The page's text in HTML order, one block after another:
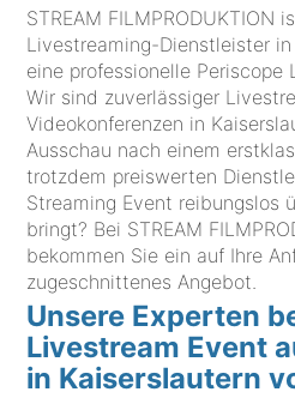
STREAM FILMPRODUKTION
Livestreaming-Dienstleister
eine professionelle Periscope
Wir sind zuverlässiger
Videokonferenzen in
Ausschau nach einem
trotzdem preiswerten
Streaming Event reibungslos
bringt? Bei STREAM
bekommen Sie ein auf Ihre
zugeschnittenes Angebot.
Unsere Experten
Livestream Event
in Kaiserslautern